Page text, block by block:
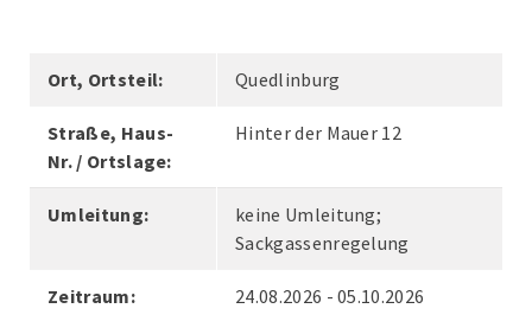
Ort, Ortsteil: Quedlinburg
Straße, Haus-
Nr. / Ortslage:
Hinter der Mauer 12
Umleitung:
keine Umleitung;
Sackgassenregelung
Zeitraum: 24.08.2026 - 05.10.2026